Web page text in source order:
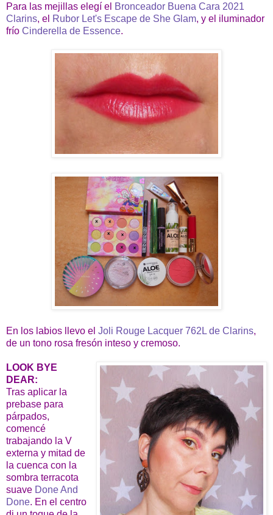
Para las mejillas elegí el Bronceador Buena Cara 2021
Clarins, el Rubor Let's Escape de She Glam, y el iluminador
frío Cinderella de Essence.
En los labios llevo el Joli Rouge Lacquer 762L de Clarins,
de un tono rosa fresón inteso y cremoso.
LOOK BYE
DEAR:
Tras aplicar la
prebase para
párpados,
comencé
trabajando la V
externa y mitad de
la cuenca con la
sombra terracota
suave Done And
Done. En el centro